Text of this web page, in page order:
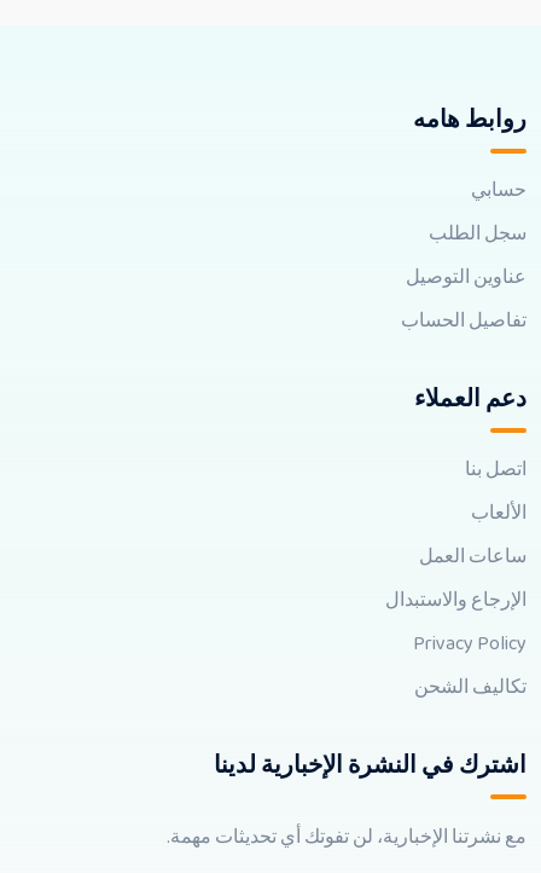
روابط هامه
حسابي
سجل الطلب
عناوين التوصيل
تفاصيل الحساب
دعم العملاء
اتصل بنا
الألعاب
ساعات العمل
الإرجاع والاستبدال
Privacy Policy
تكاليف الشحن
اشترك في النشرة الإخبارية لدينا
مع نشرتنا الإخبارية، لن تفوتك أي تحديثات مهمة.